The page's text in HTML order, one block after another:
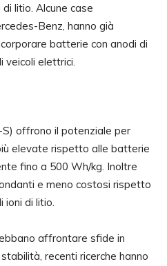
litio. Alcune case
Benz, hanno già
batterie con anodi di
veicoli elettrici.
offrono il potenziale per
elevate rispetto alle batterie
fino a 500 Wh/kg. Inoltre
e meno costosi rispetto
ioni di litio.
affrontare sfide in
recenti ricerche hanno